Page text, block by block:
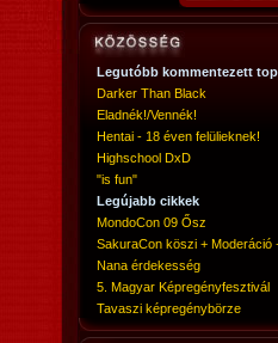
Legutóbb kommentezett
Darker Than Black
Eladnék!/Vennék!
Hentai - 18 éven felülieknek!
Highschool DxD
"is fun"
Legújabb cikkek
MondoCon 09 Ősz
SakuraCon köszi + Moderáció
Nana érdekesség
5. Magyar Képregényfesztivál
Tavaszi képregénybörze